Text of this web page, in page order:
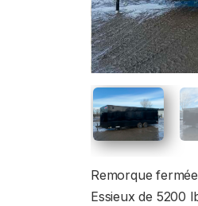
Remorque
Essieux de 5200